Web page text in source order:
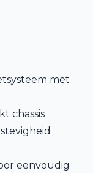
met
chassis
eenvoudig